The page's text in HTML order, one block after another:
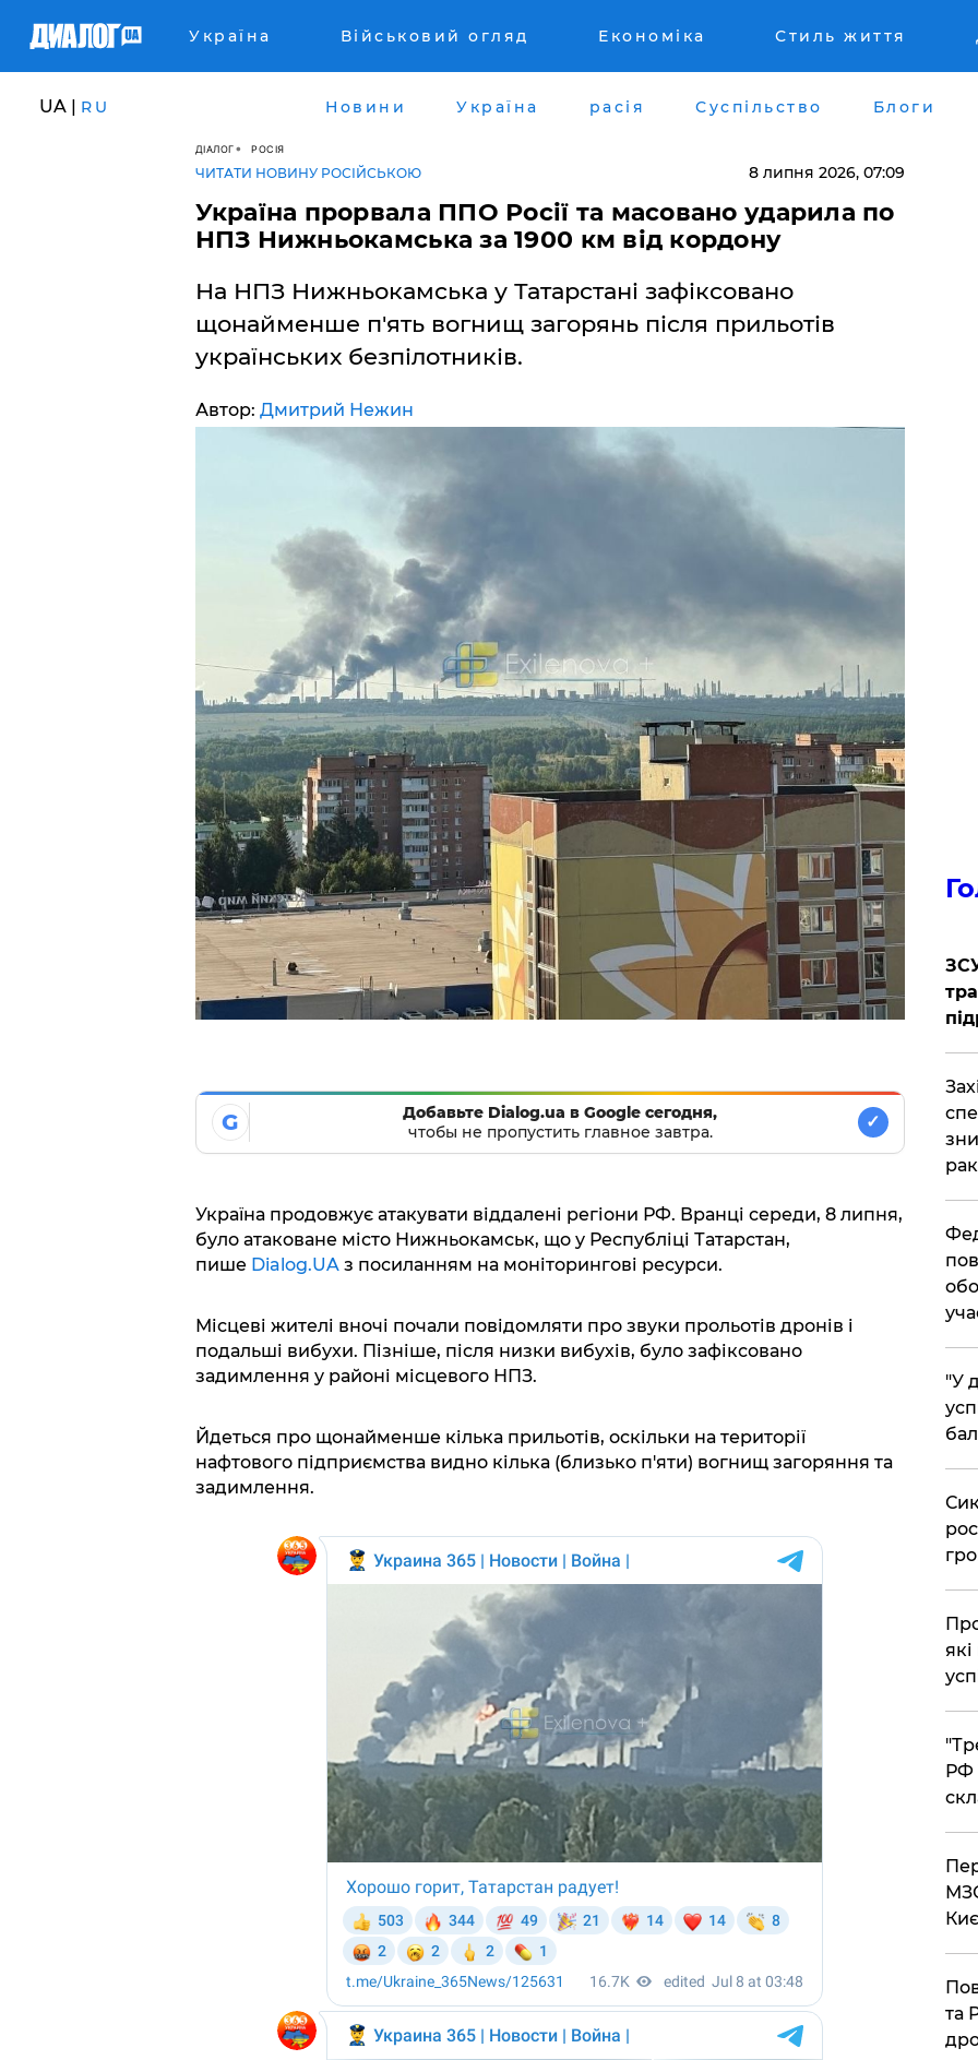
Україна Військовий огляд Економіка Стиль життя
UA | RU Новини Україна расія Суспільство Блоги
ДІАЛОГ РОСІЯ
ЧИТАТИ НОВИНУ РОСІЙСЬКОЮ 8 липня 2026, 07:09
Україна прорвала ППО Росії та масовано ударила по
НПЗ Нижньокамська за 1900 км від кордону
На НПЗ Нижньокамська у Татарстані зафіксовано
щонайменше п'ять вогнищ загорянь після прильотів
українських безпілотників.
Автор: Дмитрий Нежин
G
Добавьте Dialog.ua в Google сегодня,
чтобы не пропустить главное завтра.
✓
Україна продовжує атакувати віддалені регіони РФ. Вранці середи, 8 липня,
було атаковане місто Нижньокамськ, що у Республіці Татарстан,
пише Dialog.UAз посиланням на моніторингові ресурси.
Місцеві жителі вночі почали повідомляти про звуки прольотів дронів і
подальші вибухи. Пізніше, після низки вибухів, було зафіксовано
задимлення у районі місцевого НПЗ.
Йдеться про щонайменше кілька прильотів, оскільки на території
нафтового підприємства видно кілька (близько п'яти) вогнищ загоряння та
задимлення.
​"У
РФ
та